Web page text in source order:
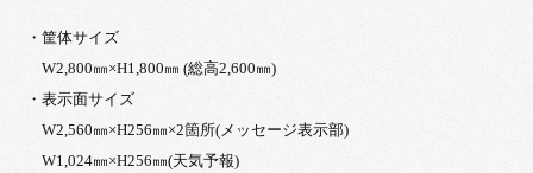
・筐体サイズ
W2,800㎜×H1,800㎜ (総高2,600㎜)
・表示面サイズ
W2,560㎜×H256㎜×2箇所(メッセージ表示部)
W1,024㎜×H256㎜(天気予報)